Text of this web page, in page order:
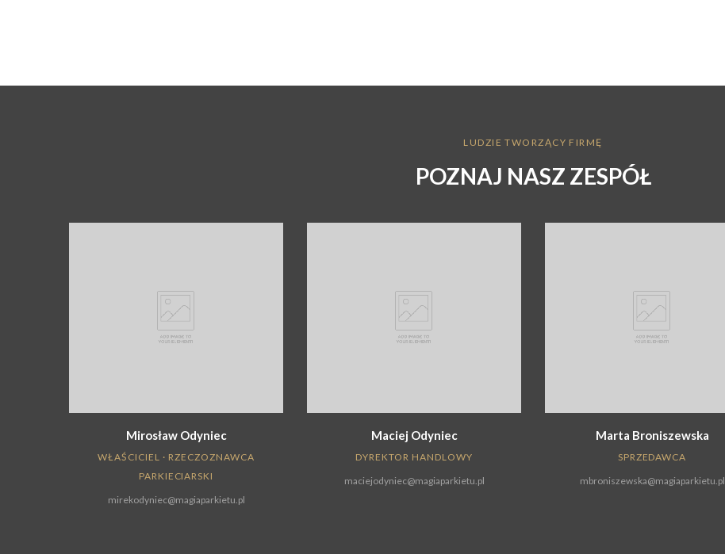
LUDZIE TWORZĄCY FIRMĘ
POZNAJ NASZ ZESPÓŁ
Mirosław Odyniec
WŁAŚCICIEL · RZECZOZNAWCA
PARKIECIARSKI
mirekodyniec@magiaparkietu.pl
Maciej Odyniec
DYREKTOR HANDLOWY
maciejodyniec@magiaparkietu.pl
Marta Broniszewska
SPRZEDAWCA
mbroniszewska@magiaparkietu.pl